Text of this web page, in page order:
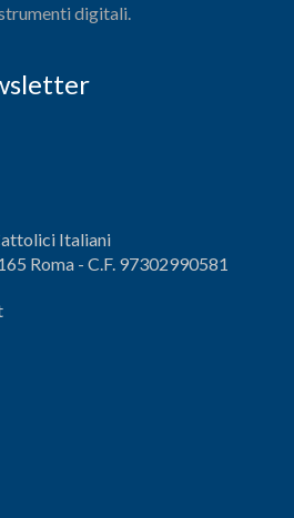
digitali.
Italiani
Roma - C.F. 97302990581